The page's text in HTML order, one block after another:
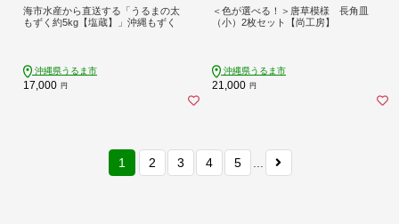
海市水産から直送する「うるまの太
もずく約5kg【塩蔵】」沖縄もずく
沖縄県うるま市
17,000 円
＜色が選べる！＞唐草模様 長角皿
（小）2枚セット【尚工房】
沖縄県うるま市
21,000 円
1 2 3 4 5